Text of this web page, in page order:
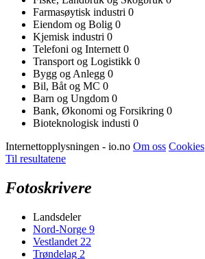
Farmasøytisk industri 0
Eiendom og Bolig 0
Kjemisk industri 0
Telefoni og Internett 0
Transport og Logistikk 0
Bygg og Anlegg 0
Bil, Båt og MC 0
Barn og Ungdom 0
Bank, Økonomi og Forsikring 0
Bioteknologisk industi 0
Internettopplysningen - io.no Om oss Cookies
Til resultatene
Fotoskrivere
Landsdeler
Nord-Norge 9
Vestlandet 22
Trøndelag 2